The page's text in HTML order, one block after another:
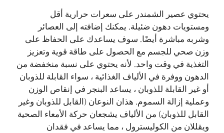
يحتوي عصير الشمندر على سعرات حرارية أقل
ومستويات دهون ضئيلة. يمكنك إضافته إلى العصائر
وشربه مباشرة أيضًا. سوف يساعدك على الحفاظ على
وزن صحي للجسم مع الحصول على طاقة قوية وتعزيز
التغذية في وقت واحد. لأنه يحتوي على نسبة منخفضة من
الدهون ووفرة في الألياف الغذائية ، سواء القابلة للذوبان
أو غير القابلة للذوبان ، يساعد البنجر في إنقاص الوزن
وعملية إزالة السموم. هذان النوعان (القابل للذوبان وغير
القابل للذوبان) من الألياف يشجعان حركة الأمعاء الصحية
ويقللان من الكوليسترول ، مما يساعد في فقدان